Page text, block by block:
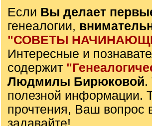
Если Вы делает
генеалогии,
"СОВЕТЫ
Интересные и
содержит
Людмилы Бирюковой.
полезной информации.
прочтения, Ваш вопрос
задавайте!